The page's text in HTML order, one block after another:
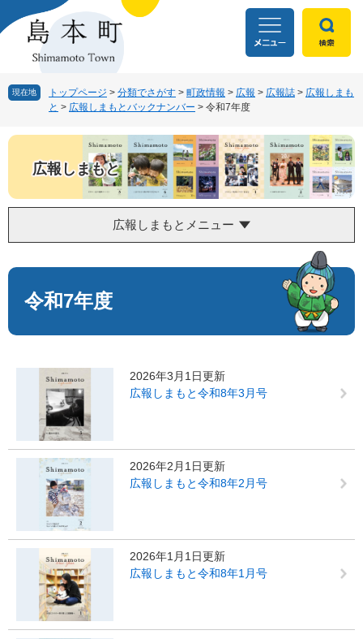
ー
。
ニ
て
へ
現在地 トップページ > 分類でさがす > 町政情報 > 広報 > 広報誌 > 広報しまも
と > 広報しまもとバックナンバー > 令和7年度
広報しまもと
広報しまもとメニュー
文
令和7年度
2026年3月1日更新
広報しまもと令和8年3月号
2026年2月1日更新
広報しまもと令和8年2月号
2026年1月1日更新
広報しまもと令和8年1月号